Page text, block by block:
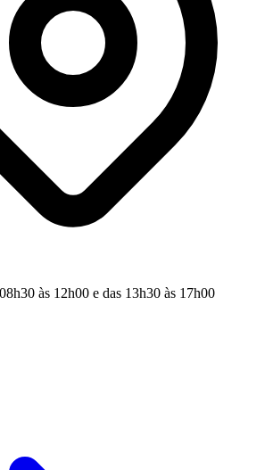
às 12h00 e das 13h30 às 17h00